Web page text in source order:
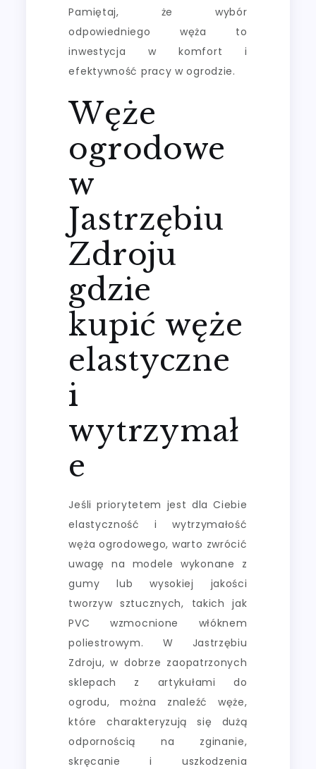
Pamiętaj, że wybór
odpowiedniego węża to
inwestycja w komfort i
efektywność pracy w ogrodzie.
Węże
ogrodowe
w
Jastrzębiu
Zdroju
gdzie
kupić węże
elastyczne
i
wytrzymał
e
Jeśli priorytetem jest dla Ciebie
elastyczność i wytrzymałość
węża ogrodowego, warto zwrócić
uwagę na modele wykonane z
gumy lub wysokiej jakości
tworzyw sztucznych, takich jak
PVC wzmocnione włóknem
poliestrowym. W Jastrzębiu
Zdroju, w dobrze zaopatrzonych
sklepach z artykułami do
ogrodu, można znaleźć węże,
które charakteryzują się dużą
odpornością na zginanie,
skręcanie i uszkodzenia